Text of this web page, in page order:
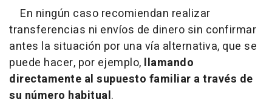
En ningún caso recomiendan realizar
transferencias ni envíos de dinero sin confirmar
antes la situación por una vía alternativa, que se
puede hacer, por ejemplo, llamando
directamente al supuesto familiar a través de
su número habitual.